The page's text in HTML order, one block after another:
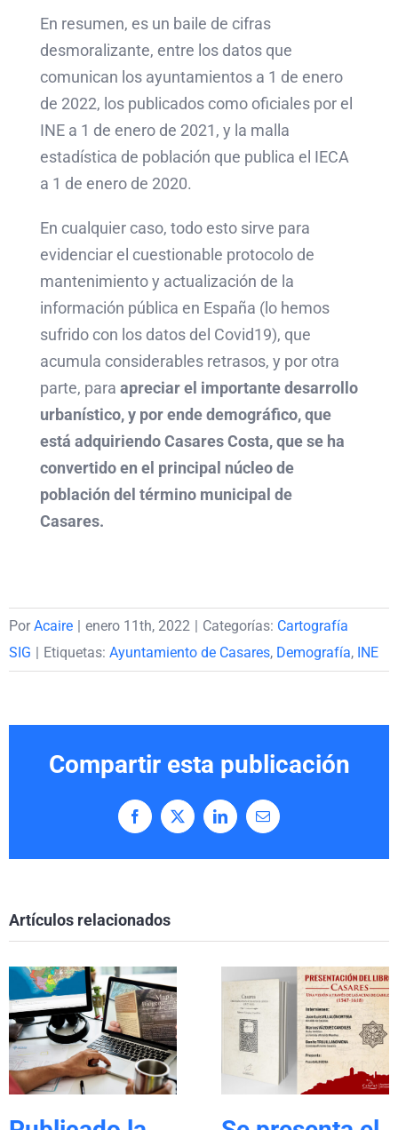
En resumen, es un baile de cifras
desmoralizante, entre los datos que
comunican los ayuntamientos a 1 de enero
de 2022, los publicados como oficiales por el
INE a 1 de enero de 2021, y la malla
estadística de población que publica el IECA
a 1 de enero de 2020.
En cualquier caso, todo esto sirve para
evidenciar el cuestionable protocolo de
mantenimiento y actualización de la
información pública en España (lo hemos
sufrido con los datos del Covid19), que
acumula considerables retrasos, y por otra
parte, para apreciar el importante desarrollo
urbanístico, y por ende demográfico, que
está adquiriendo Casares Costa, que se ha
convertido en el principal núcleo de
población del término municipal de
Casares.
PorAcaire | enero 11th, 2022 | Categorías: Cartografía
SIG | Etiquetas: Ayuntamiento de Casares, Demografía, INE
Compartir esta publicación
Facebook
X LinkedInCorreo
electrónico
Artículos relacionados